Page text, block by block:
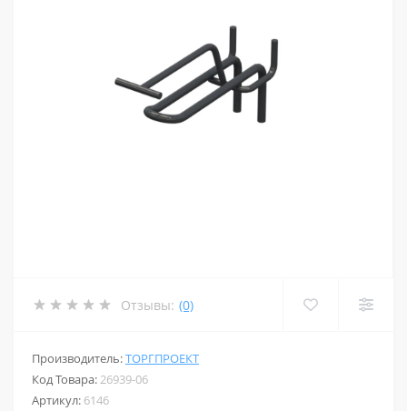
Отзывы: (0)
Производитель:ТОРГПРОЕКТ
Код Товара:26939-06
Артикул: 6146